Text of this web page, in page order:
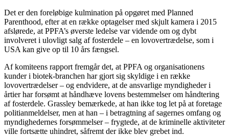
Det er den foreløbige kulmination på opgøret med Planned
Parenthood, efter at en række optagelser med skjult kamera i 2015
afslørede, at PPFA’s øverste ledelse var vidende om og dybt
involveret i ulovligt salg af fosterdele – en lovovertrædelse, som i
USA kan give op til 10 års fængsel.
Af komiteens rapport fremgår det, at PPFA og organisationens
kunder i biotek-branchen har gjort sig skyldige i en række
lovovertrædelser – og endvidere, at de ansvarlige myndigheder i
årtier har forsømt at håndhæve lovens bestemmelser om håndtering
af fosterdele. Grassley bemærkede, at han ikke tog let på at foretage
politianmeldelser, men at han – i betragtning af sagernes omfang og
myndighedernes forsømmelser – frygtede, at de kriminelle aktiviteter
ville fortsætte uhindret, såfremt der ikke blev grebet ind.